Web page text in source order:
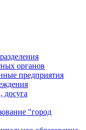
органов
предприятия
досуга
"город